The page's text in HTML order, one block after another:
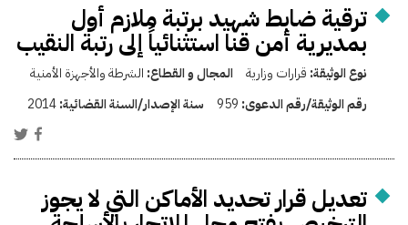
ترقية ضابط شهيد برتبة ملازم أول
بمديرية أمن قنا استثنائياً إلى رتبة النقيب
نوع الوثيقة: قرارات وزارية المجال و القطاع: الشرطة والأجهزة الأمنية
رقم الوثيقة/رقم الدعوى: 959 سنة الإصدار/السنة القضائية:2014
تعديل قرار تحديد الأماكن التي لا يجوز